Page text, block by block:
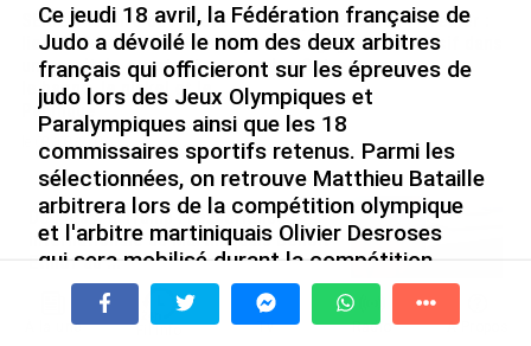
SÉRIE. Histoire des chefs-
lieux d’Outre-mer : Nouméa,
une capitale construite par
le bagne, le nickel et le
Pacifique
le 08/08/2026
Rapport 2025 de l’Ifremer :
un engagement décisif dans
les Outre-mer
le 07/08/2026
De Messi à Trump : l’expérience
internationale du Martiniquais Benoît
Etinof au ...
le 07/08/2026
À la une Tv Radio A Propos
Ce jeudi 18 avril, la Fédération française de
Judo a dévoilé le nom des deux arbitres
français qui officieront sur les épreuves de
judo lors des Jeux Olympiques et
Paralympiques ainsi que les 18
commissaires sportifs retenus. Parmi les
sélectionnées, on retrouve Matthieu Bataille
arbitrera lors de la compétition olympique
et l'arbitre martiniquais Olivier Desroses
qui sera mobilisé durant la compétition
paralympique du 5 au 7 septembre
prochains.